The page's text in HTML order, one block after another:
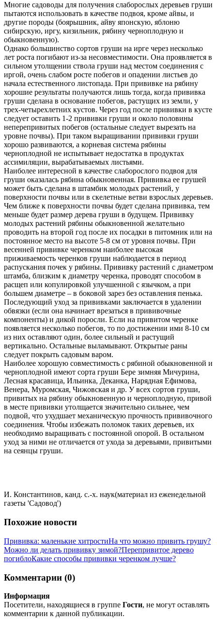
Многие садоводы для получения слаборослых деревьев груши
пытаются использовать в качестве подвоя, кроме айвы, и
другие породы (боярышник, айву японскую, яблоню
сибирскую, иргу, кизильник, рябину черноплодную и
обыкновенную).
Однако большинство сортов груши на ирге через несколько
лет роста погибают из-за несовместимости. Она проявляется в
сильном утолщении ствола груши над местом соединения с
иргой, очень слабом росте побегов и опадении листьев до
начала естественного листопада. При прививке на рябину
хорошие результаты получаются лишь тогда, когда прививка
груши сделана в основание побегов, растущих из земли, у
трех-четырехлетних кустов. Через год после прививки в кусте
следует оставить 1-2 прививки груши и около половины
неперепривитых побегов (остальные следует вырезать на
уровне почвы). При таком выращивании прививки груши
хорошо развиваются, а корневая система рябины
черноплодной не испытывает недостатка в продуктах
ассимиляции, вырабатываемых листьями.
Наиболее интересной в качестве слаборослого подвоя для
груши оказалась рябина обыкновенная. Прививка ее грушей
может быть сделана в штамбик молодых растений, у
поверхности почвы или в скелетные ветви взрослых деревьев.
Чем ближе к поверхности почвы будет сделана прививка, тем
меньше будет размер дерева груши в будущем. Прививку
молодых растений рябины обыкновенной желательно
проводить на второй год после их посадки в питомник или на
постоянное место на высоте 5-8 см от уровня почвы. При
весенней прививке черенком наиболее высокая
приживаемость черенков груши наблюдается в период
распускания почек у рябины. Прививку растений с диаметром
штамба, близким к диаметру черенка, проводят способом в
расщеп или копулировкой улучшенной с язычком, а при
большем диаметре – в боковой зарез без оставления пенька.
Последующий уход за прививками заключается в удалении
обвязки (если она начинает врезаться в прививочные
компоненты) и дикой поросли. Если на привитом черенке
появляется несколько побегов, то по достижении ими 8-10 см
из них оставляют один, более сильный и растущий
вертикально. Остальные выламывают. Открытые раны
следует покрыть садовым варом.
Наиболее хорошую совместимость с рябиной обыкновенной и
черноплодной имеют сорта груши Бере зимняя Мичурина,
Лесная красавица, Ильинка, Деканка, Нарядная Ефимова,
Венера, Муромская, Чижовская и др. У всех сортов груши,
привитых на рябину обыкновенную и черноплодную, привой
в месте прививки утолщается значительно сильнее, чем
подвой, что ухудшает механическую прочность прививочного
соединения. Чтобы избежать поломок таких деревьев, их
необходимо выращивать с постоянной опорой. В остальном
уход за ними не отличается от ухода за деревьями, привитыми
на сеянцы груши.
И. Константинов, канд. с.-х. наук(материал из еженедельной
газеты 'Садовод')
Похожие новости
Прививка: маленькие хитростиНа что можно привить грушу?
Можно ли делать прививку зимой?Перепривитое дерево
погиблоКакие способы прививки черенком лучше?
Комментарии (0)
Информация
Посетители, находящиеся в группе Гости, не могут оставлять
комментарии к данной публикации.